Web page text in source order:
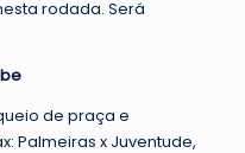
rodada. Será
de praça e
Palmeiras x Juventude,